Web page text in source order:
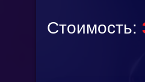
Стоимость: